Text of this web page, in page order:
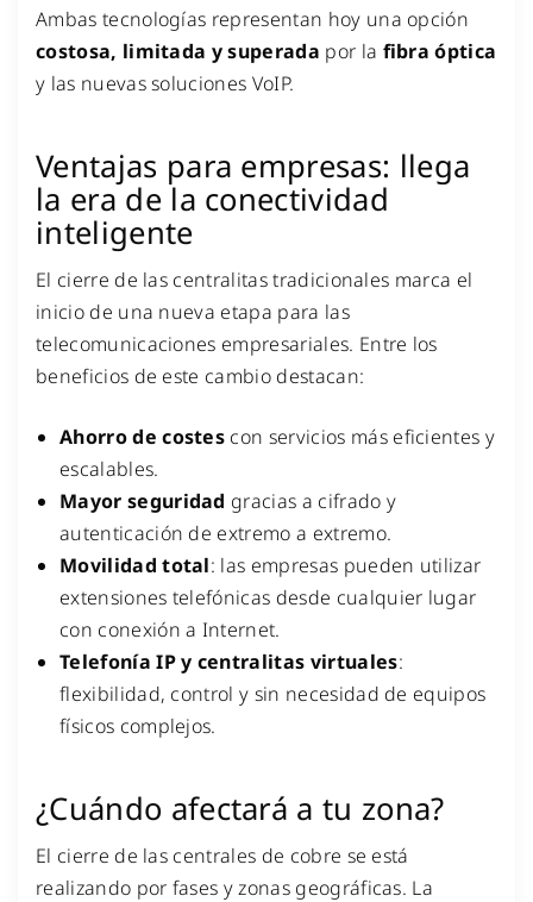
Ambas tecnologías representan hoy una opción
costosa, limitada y superada por la fibra óptica
y las nuevas soluciones VoIP.
Ventajas para empresas: llega
la era de la conectividad
inteligente
El cierre de las centralitas tradicionales marca el
inicio de una nueva etapa para las
telecomunicaciones empresariales. Entre los
beneficios de este cambio destacan:
Ahorro de costes con servicios más eficientes y
escalables.
Mayor seguridad gracias a cifrado y
autenticación de extremo a extremo.
Movilidad total: las empresas pueden utilizar
extensiones telefónicas desde cualquier lugar
con conexión a Internet.
Telefonía IP y centralitas virtuales:
flexibilidad, control y sin necesidad de equipos
físicos complejos.
¿Cuándo afectará a tu zona?
El cierre de las centrales de cobre se está
realizando por fases y zonas geográficas. La